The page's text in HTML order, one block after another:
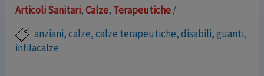
Articoli Sanitari,Calze, Terapeutiche/
anziani,calze,calze terapeutiche,disabili,guanti,
infilacalze